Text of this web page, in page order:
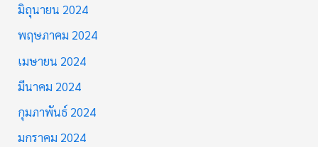
มิถุนายน 2024
พฤษภาคม 2024
เมษายน 2024
มีนาคม 2024
กุมภาพันธ์ 2024
มกราคม 2024